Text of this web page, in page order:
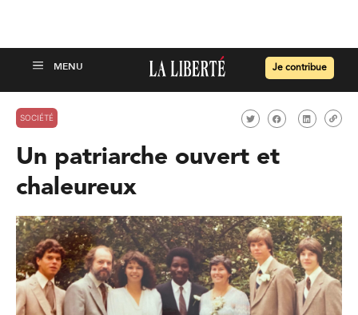
Je contribue
SOCIÉTÉ
Un patriarche ouvert et
chaleureux